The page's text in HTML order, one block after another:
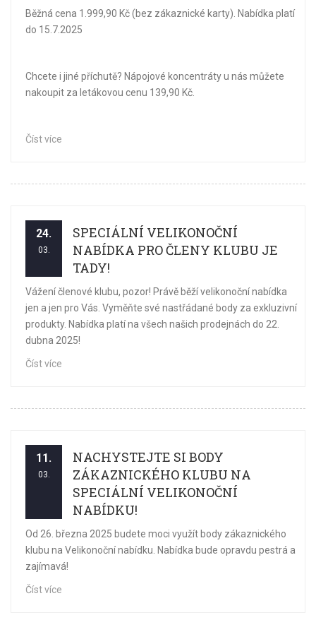
Běžná cena 1.999,90 Kč (bez zákaznické karty). Nabídka platí
do 15.7.2025
Chcete i jiné příchutě? Nápojové koncentráty u nás můžete
nakoupit za letákovou cenu 139,90 Kč.
Číst více
24.
03.
SPECIÁLNÍ VELIKONOČNÍ
NABÍDKA PRO ČLENY KLUBU JE
TADY!
Vážení členové klubu, pozor! Právě běží velikonoční nabídka
jen a jen pro Vás. Vyměňte své nastřádané body za exkluzivní
produkty. Nabídka platí na všech našich prodejnách do 22.
dubna 2025!
Číst více
11.
03.
NACHYSTEJTE SI BODY
ZÁKAZNICKÉHO KLUBU NA
SPECIÁLNÍ VELIKONOČNÍ
NABÍDKU!
Od 26. března 2025 budete moci využít body zákaznického
klubu na Velikonoční nabídku. Nabídka bude opravdu pestrá a
zajímavá!
Číst více